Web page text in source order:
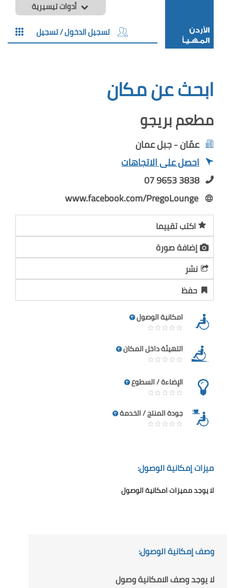
أدوات تيسيرية
تسجيل الدخول / تسجيل
ابحث عن مكان
مطعم بريجو
عمّان - جبل عمان
احصل على الاتجاهات
07 9653 3838
www.facebook.com/PregoLounge
اكتب تقييما
إضافة صورة
نشر
حفظ
امكانية الوصول
التهيئة داخل المكان
الإضاءة / السطوع
جودة المنتج / الخدمة
ميزات إمكانية الوصول:
لا يوجد مميزات امكانية الوصول
وصف إمكانية الوصول:
لا يوجد وصف الامكانية وصول